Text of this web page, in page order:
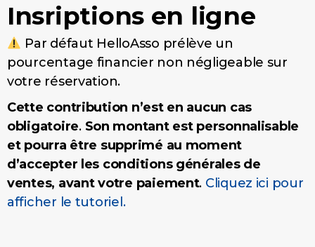
Insriptions en ligne
Par défaut HelloAsso prélève un
pourcentage financier non négligeable sur
votre réservation.
Cette contribution n’est en aucun cas
obligatoire. Son montant est personnalisable
et pourra être supprimé au moment
d’accepter les conditions générales de
ventes, avant votre paiement. Cliquez ici pour
afficher le tutoriel.